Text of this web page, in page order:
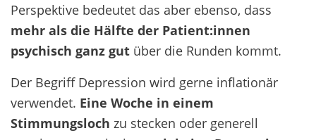
Perspektive bedeutet das aber ebenso, dass
mehr als die Hälfte der Patient:innen
psychisch ganz gut über die Runden kommt.
Der Begriff Depression wird gerne inflationär
verwendet. Eine Woche in einem
Stimmungsloch zu stecken oder generell